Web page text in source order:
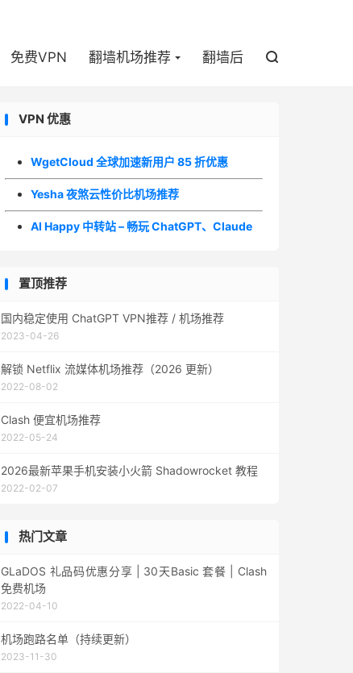
免费VPN 翻墙机场推荐 翻墙后 
VPN 优惠
WgetCloud 全球加速新用户 85 折优惠
Yesha 夜煞云性价比机场推荐
AI Happy 中转站 – 畅玩 ChatGPT、Claude
置顶推荐
国内稳定使用 ChatGPT VPN推荐 / 机场推荐
2023-04-26
解锁 Netflix 流媒体机场推荐（2026 更新）
2022-08-02
Clash 便宜机场推荐
2022-05-24
2026最新苹果手机安装小火箭 Shadowrocket 教程
2022-02-07
热门文章
GLaDOS 礼品码优惠分享 | 30天Basic 套餐 | Clash
免费机场
2022-04-10
机场跑路名单（持续更新）
2023-11-30